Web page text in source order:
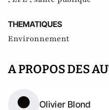
THEMATIQUES
Environnement
A PROPOS DES
Olivier Blond